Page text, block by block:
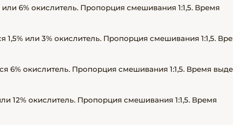
6% окислитель. Пропорция смешивания 1:1,5. Время
1,5% или 3% окислитель. Пропорция смешивания 1:1,5.
6% окислитель. Пропорция смешивания 1:1,5. Время
12% окислитель. Пропорция смешивания 1:1,5. Время